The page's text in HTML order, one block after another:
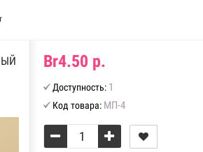
Br4.50 р.
Доступность:1
Код товара: МП-4